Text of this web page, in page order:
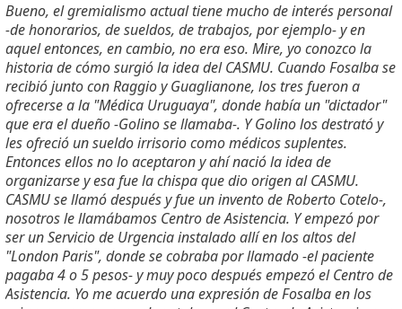
Bueno, el gremialismo actual tiene mucho de interés personal
-de honorarios, de sueldos, de trabajos, por ejemplo- y en
aquel entonces, en cambio, no era eso. Mire, yo conozco la
historia de cómo surgió la idea del CASMU. Cuando Fosalba se
recibió junto con Raggio y Guaglianone, los tres fueron a
ofrecerse a la "Médica Uruguaya", donde había un "dictador"
que era el dueño -Golino se llamaba-. Y Golino los destrató y
les ofreció un sueldo irrisorio como médicos suplentes.
Entonces ellos no lo aceptaron y ahí nació la idea de
organizarse y esa fue la chispa que dio origen al CASMU.
CASMU se llamó después y fue un invento de Roberto Cotelo-,
nosotros le llamábamos Centro de Asistencia. Y empezó por
ser un Servicio de Urgencia instalado allí en los altos del
"London Paris", donde se cobraba por llamado -el paciente
pagaba 4 o 5 pesos- y muy poco después empezó el Centro de
Asistencia. Yo me acuerdo una expresión de Fosalba en los